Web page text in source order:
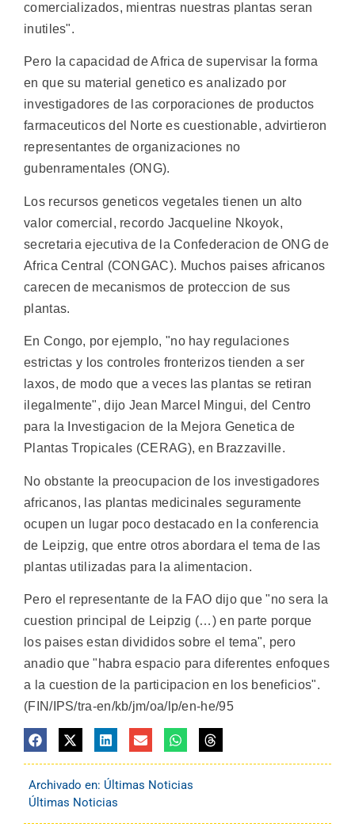
comercializados, mientras nuestras plantas seran
inutiles".
Pero la capacidad de Africa de supervisar la forma
en que su material genetico es analizado por
investigadores de las corporaciones de productos
farmaceuticos del Norte es cuestionable, advirtieron
representantes de organizaciones no
gubenramentales (ONG).
Los recursos geneticos vegetales tienen un alto
valor comercial, recordo Jacqueline Nkoyok,
secretaria ejecutiva de la Confederacion de ONG de
Africa Central (CONGAC). Muchos paises africanos
carecen de mecanismos de proteccion de sus
plantas.
En Congo, por ejemplo, "no hay regulaciones
estrictas y los controles fronterizos tienden a ser
laxos, de modo que a veces las plantas se retiran
ilegalmente", dijo Jean Marcel Mingui, del Centro
para la Investigacion de la Mejora Genetica de
Plantas Tropicales (CERAG), en Brazzaville.
No obstante la preocupacion de los investigadores
africanos, las plantas medicinales seguramente
ocupen un lugar poco destacado en la conferencia
de Leipzig, que entre otros abordara el tema de las
plantas utilizadas para la alimentacion.
Pero el representante de la FAO dijo que "no sera la
cuestion principal de Leipzig (…) en parte porque
los paises estan divididos sobre el tema", pero
anadio que "habra espacio para diferentes enfoques
a la cuestion de la participacion en los beneficios".
(FIN/IPS/tra-en/kb/jm/oa/lp/en-he/95
Archivado en: Últimas Noticias
Últimas Noticias